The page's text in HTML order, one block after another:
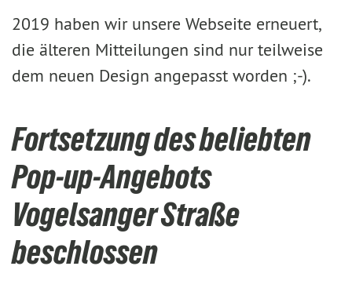
2019 haben wir unsere Webseite erneuert,
die älteren Mitteilungen sind nur teilweise
dem neuen Design angepasst worden ;-).
Fortsetzung des beliebten
Pop-up-Angebots
Vogelsanger Straße
beschlossen